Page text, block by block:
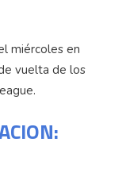
miércoles en
vuelta de los